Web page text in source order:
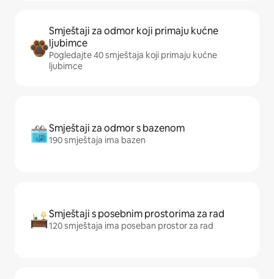
Smještaji za odmor koji primaju kućne
ljubimce
Pogledajte 40 smještaja koji primaju kućne
ljubimce
Smještaji za odmor s bazenom
190 smještaja ima bazen
Smještaji s posebnim prostorima za rad
120 smještaja ima poseban prostor za rad